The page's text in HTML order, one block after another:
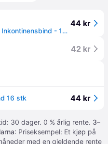
TENA Discreet Ultra Normal Inkontinensbind - 16 stk.
44 kr
42 kr
16 stk 44 kr
30 dager. 0 % årlig rente. 3–
: Priseksempel: Et kjøp på
med en gjeldende rente